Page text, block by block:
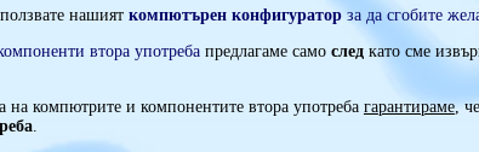
нашият компютърен конфигураторза да сгобите
втора употребапредлагаме само следкато сме
на компютрите и компонентите втора употреба гарантираме,
.